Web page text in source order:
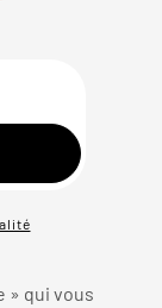
» qui vous